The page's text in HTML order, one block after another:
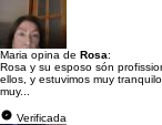
Maria opina de Rosa:
Rosa y su esposo són
ellos, y estuvimos muy
muy...
Verificada